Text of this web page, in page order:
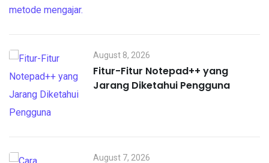
August 8, 2026
Fitur-Fitur Notepad++ yang
Jarang Diketahui Pengguna
August 7, 2026